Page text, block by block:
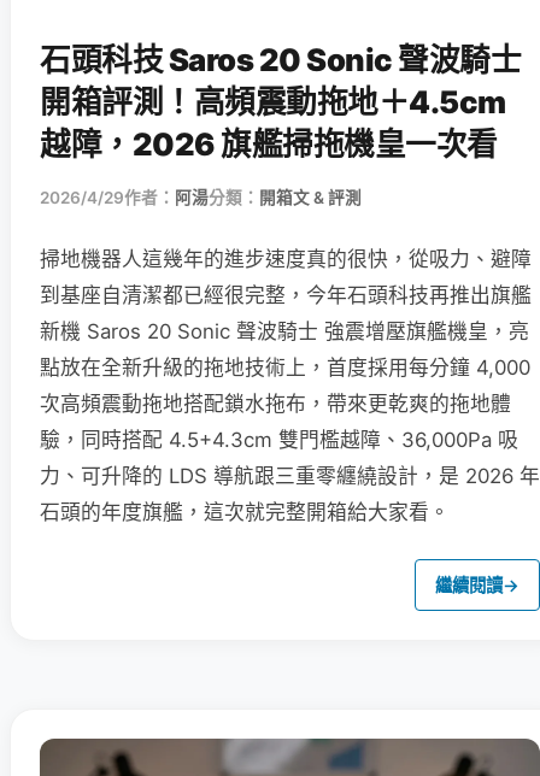
石頭科技 Saros 20 Sonic 聲波騎士
開箱評測！高頻震動拖地＋4.5cm
越障，2026 旗艦掃拖機皇一次看
2026/4/29作者： 阿湯分類： 開箱文 & 評測
掃地機器人這幾年的進步速度真的很快，從吸力、避障
到基座自清潔都已經很完整，今年石頭科技再推出旗艦
新機 Saros 20 Sonic 聲波騎士 強震增壓旗艦機皇，亮
點放在全新升級的拖地技術上，首度採用每分鐘 4,000
次高頻震動拖地搭配鎖水拖布，帶來更乾爽的拖地體
驗，同時搭配 4.5+4.3cm 雙門檻越障、36,000Pa 吸
力、可升降的 LDS 導航跟三重零纏繞設計，是 2026 年
石頭的年度旗艦，這次就完整開箱給大家看。
繼續閱讀→